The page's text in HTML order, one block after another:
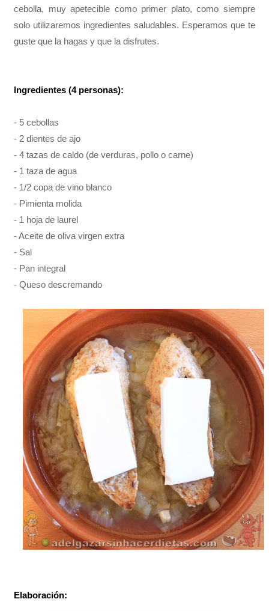
cebolla, muy apetecible como primer plato, como siempre
solo utilizaremos ingredientes saludables. Esperamos que te
guste que la hagas y que la disfrutes.
Ingredientes (4 personas):
- 5 cebollas
- 2 dientes de ajo
- 4 tazas de caldo (de verduras, pollo o carne)
- 1 taza de agua
- 1/2 copa de vino blanco
- Pimienta molida
- 1 hoja de laurel
- Aceite de oliva virgen extra
- Sal
- Pan integral
- Queso descremando
Elaboración: